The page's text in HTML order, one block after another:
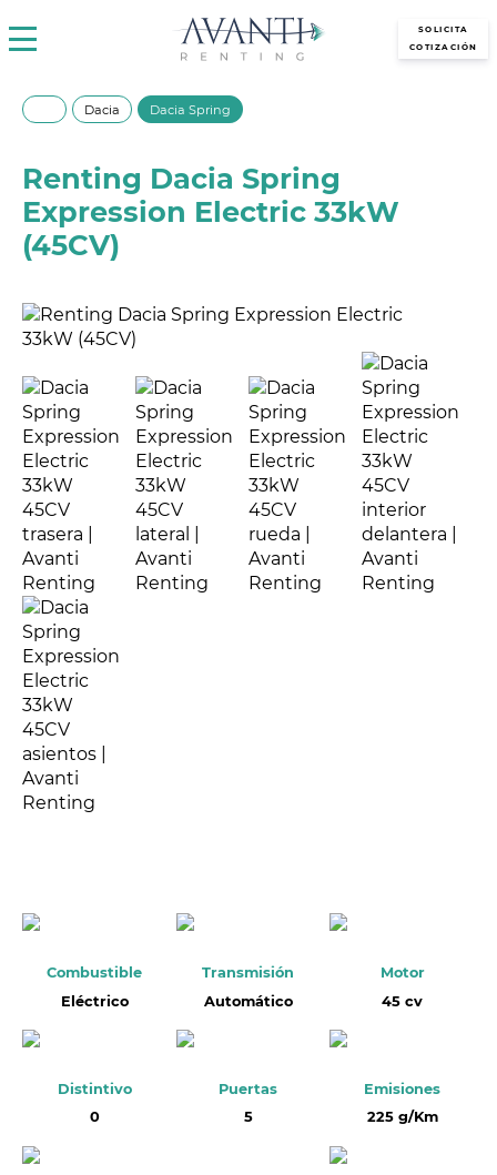
SOLICITA
COTIZACIÓN
Dacia Dacia Spring
Renting Dacia Spring
Expression Electric 33kW
(45CV)
Combustible
Eléctrico
Transmisión
Automático
Motor
45 cv
Distintivo
0
Puertas
5
Emisiones
225 g/Km